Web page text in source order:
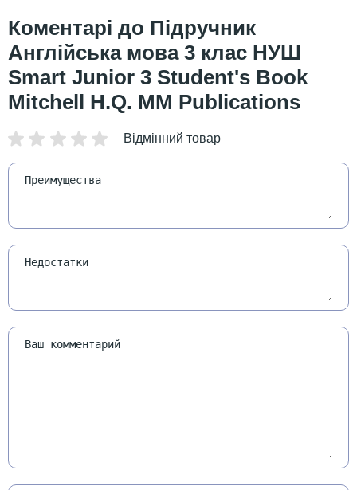
Підручник
Англійська мова 3 клас НУШ
Smart Junior 3 Student's Book
Mitchell H.Q. MM Publications